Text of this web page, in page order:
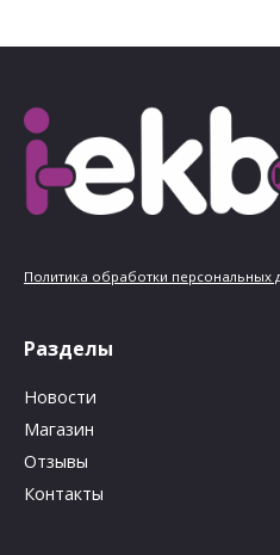
Политика обработки персональных
Разделы
Новости
Магазин
Отзывы
Контакты